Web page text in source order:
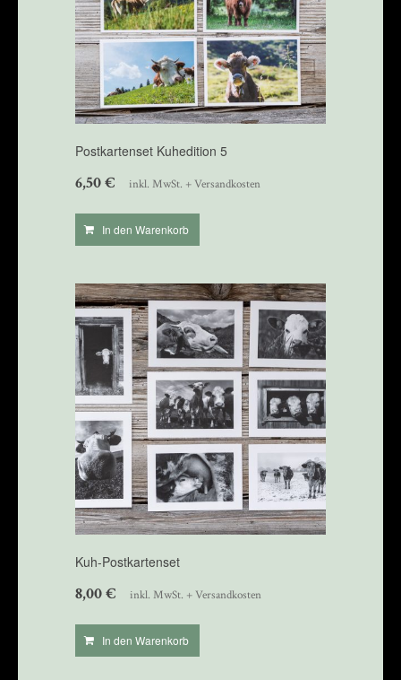
Postkartenset Kuhedition 5
6,50€ inkl. MwSt. + Versandkosten
In den Warenkorb
Kuh-Postkartenset
8,00€ inkl. MwSt. + Versandkosten
In den Warenkorb